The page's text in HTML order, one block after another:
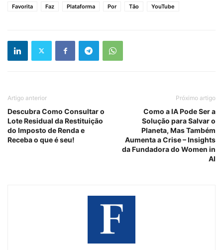
Favorita
Faz Plataforma Por Tão YouTube
Artigo anterior
Descubra Como Consultar o
Lote Residual da Restituição
do Imposto de Renda e
Receba o que é seu!
Próximo artigo
Como a IA Pode Ser a
Solução para Salvar o
Planeta, Mas Também
Aumenta a Crise – Insights
da Fundadora do Women in
AI